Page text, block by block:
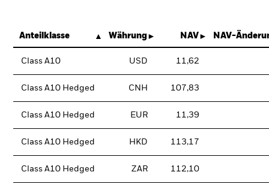
Anteilklasse Währung NAV NAV-
Class A10 USD 11,62
Class A10 Hedged CNH 107,83
Class A10 Hedged EUR 11,39
Class A10 Hedged HKD 113,17
Class A10 Hedged ZAR 112,10